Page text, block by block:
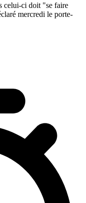
celui-ci doit "se faire
mercredi le porte-